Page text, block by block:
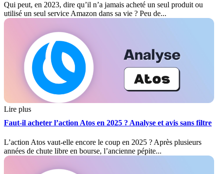
Qui peut, en 2023, dire qu’il n’a jamais acheté un seul produit ou
utilisé un seul service Amazon dans sa vie ? Peu de...
Lire plus
Faut-il acheter l’action Atos en 2025 ? Analyse et avis sans filtre
L’action Atos vaut-elle encore le coup en 2025 ? Après plusieurs
années de chute libre en bourse, l’ancienne pépite...